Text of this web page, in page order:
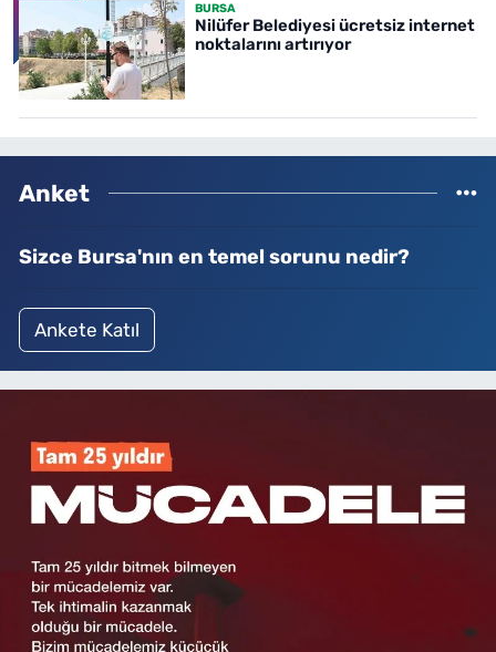
BURSA
Nilüfer Belediyesi ücretsiz internet
noktalarını artırıyor
Anket
Sizce Bursa'nın en temel sorunu nedir?
Ankete Katıl